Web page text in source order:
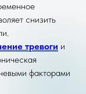
снизить
тревоги и
факторами